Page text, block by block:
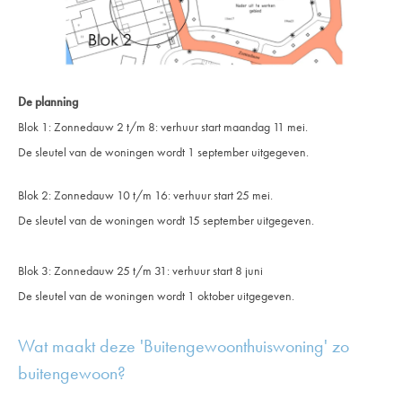
De planning
Blok 1: Zonnedauw 2 t/m 8: verhuur start maandag 11 mei.
De sleutel van de woningen wordt 1 september uitgegeven.
Blok 2: Zonnedauw 10 t/m 16: verhuur start 25 mei.
De sleutel van de woningen wordt 15 september uitgegeven.
Blok 3: Zonnedauw 25 t/m 31: verhuur start 8 juni
De sleutel van de woningen wordt 1 oktober uitgegeven.
Wat maakt deze 'Buitengewoonthuiswoning' zo
buitengewoon?